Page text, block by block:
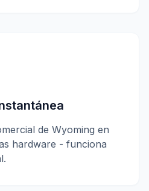
de Wyoming en
hardware - funciona